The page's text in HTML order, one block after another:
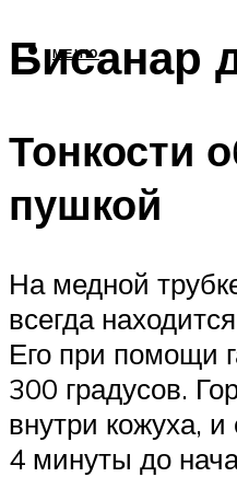
МЕНЮ
Бисанар
Тонкости
пушкой
На медной
всегда
Его при помощи
300 градусов.
внутри кожуха,
4 минуты до